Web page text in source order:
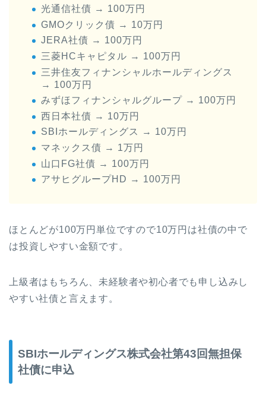
光通信社債 → 100万円
GMOクリック債 → 10万円
JERA社債 → 100万円
三菱HCキャピタル → 100万円
三井住友フィナンシャルホールディングス
→ 100万円
みずほフィナンシャルグループ → 100万円
西日本社債 → 10万円
SBIホールディングス → 10万円
マネックス債 → 1万円
山口FG社債 → 100万円
アサヒグループHD → 100万円
ほとんどが100万円単位ですので10万円は社債の中で
は投資しやすい金額です。
上級者はもちろん、未経験者や初心者でも申し込みし
やすい社債と言えます。
SBIホールディングス株式会社第43回無担保
社債に申込